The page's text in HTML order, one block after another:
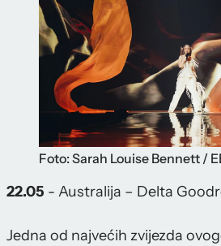
Foto: Sarah Louise Bennett /
22.05 - Australija – Delta
Jedna od najvećih zvijezda